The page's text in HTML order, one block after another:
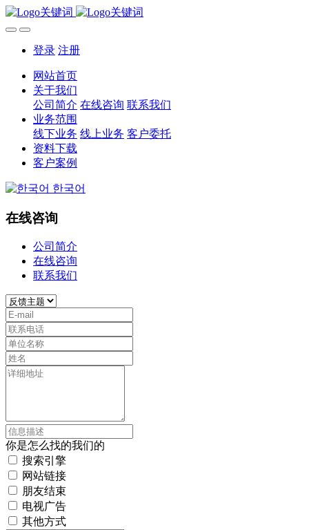
登录 注册
网站首页
关于我们
公司简介 在线咨询 联系我们
业务范围
线下业务 线上业务 客户委托
资料下载
客户案例
한국어
在线咨询
公司简介
在线咨询
联系我们
你是怎么找的我们的
搜索引擎
网站链接
朋友结束
电视广告
其他方式